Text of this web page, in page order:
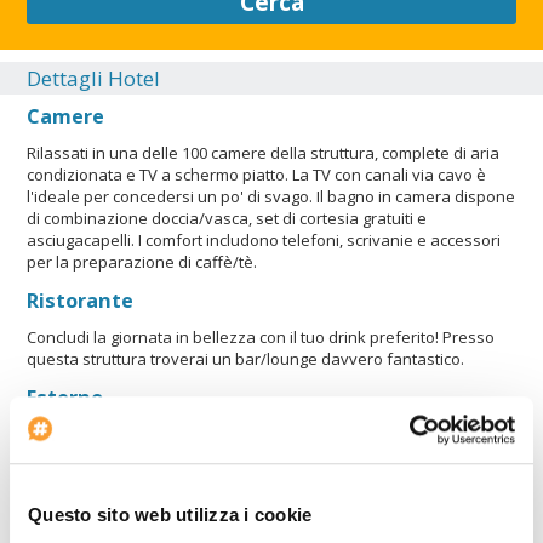
Questo sito web utilizza i cookie
prenotazioni che includono bambini. Solo lavoratori di attività
essenziali: no.
Dettagli Hotel
Camere
Rilassati in una delle 100 camere della struttura, complete di aria
condizionata e TV a schermo piatto. La TV con canali via cavo è
l'ideale per concedersi un po' di svago. Il bagno in camera dispone
di combinazione doccia/vasca, set di cortesia gratuiti e
asciugacapelli. I comfort includono telefoni, scrivanie e accessori
per la preparazione di caffè/tè.
Ristorante
Concludi la giornata in bellezza con il tuo drink preferito! Presso
questa struttura troverai un bar/lounge davvero fantastico.
Esterno
Sala
Posizione
Se scegli di alloggiare in Thunderbird Hotel, ti troverai in una zona
centrale di Las Vegas, a pochi passi da Little White Wedding